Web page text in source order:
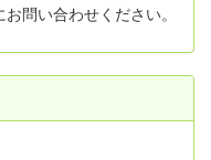
問い合わせください。